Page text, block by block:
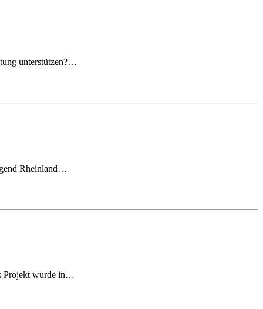
unterstützen?…
Rheinland…
Projekt wurde in…